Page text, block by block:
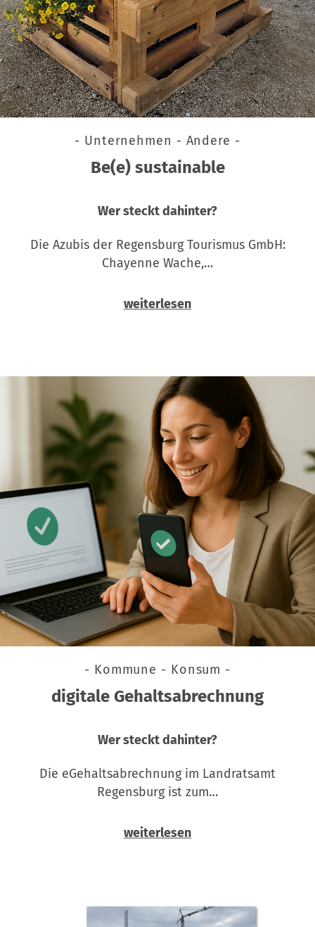
- Unternehmen - Andere -
Be(e) sustainable
Wer steckt dahinter?
Die Azubis der Regensburg Tourismus GmbH:
Chayenne Wache,…
weiterlesen
- Kommune - Konsum -
digitale Gehaltsabrechnung
Wer steckt dahinter?
Die eGehaltsabrechnung im Landratsamt
Regensburg ist zum…
weiterlesen